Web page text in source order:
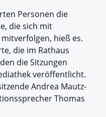
Personen die
die sich mit
hieß es.
die im Rathaus
die Sitzungen
veröffentlicht.
Andrea Mautz-
Thomas